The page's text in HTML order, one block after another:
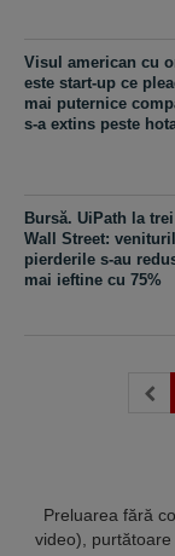
Visul american cu
este start-up ce
mai puternice
s-a extins peste
Bursă. UiPath la
Wall Street:
pierderile s-au
mai ieftine cu 75%
Preluarea fără
video),